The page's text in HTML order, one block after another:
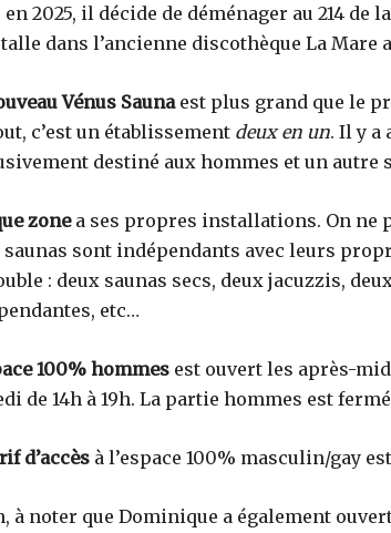
2025, il décide de déménager au 214 de
dans l’ancienne discothèque La
Vénus Saunaest plus grand que le
c’est un établissement deux en un. Il y a
destiné aux hommes et un autre
zonea ses propres installations. On ne
saunas sont indépendants avec leurs
: deux saunas secs, deux jacuzzis,
etc…
100% hommesest ouvert les après-
de 14h à 19h. La partie hommes est
d’accèsà l’espace 100% masculin/gay
à noter que Dominique a également